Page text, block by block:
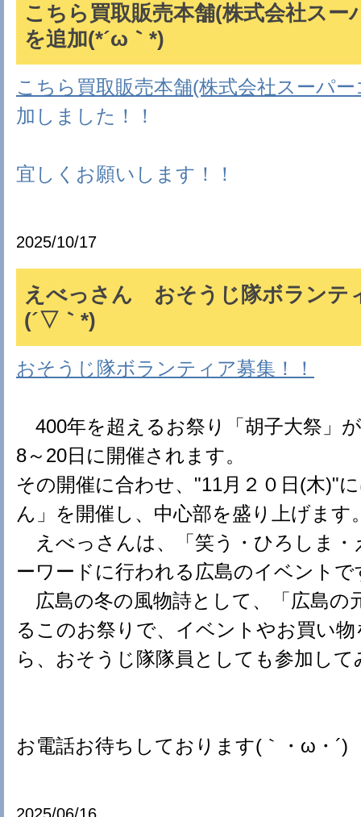
こちら買取販売本舗(株式会社スー
を追加(*´ω｀*)
こちら買取販売本舗(株式会社スーパ
加しました！！
宜しくお願いします！！
2025/10/17
えべっさん おそうじ隊ボランテ
(´▽｀*)
おそうじ隊ボランティア募集！！
400年を超えるお祭り「胡子大祭」
8～20日に開催されます。
その開催に合わせ、"11月２０日(木)"
ん」を開催し、中心部を盛り上げます
えべっさんは、「笑う・ひろしま・
ーワードに行われる広島のイベントで
広島の冬の風物詩として、「広島の
るこのお祭りで、イベントやお買い
ら、おそうじ隊隊員としても参加し
お電話お待ちしております(｀・ω・´)